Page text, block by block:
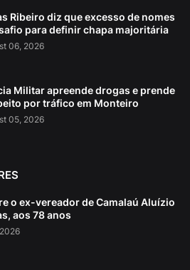
Ribeiro diz que excesso de nomes
para definir chapa majoritária
06, 2026
Militar apreende drogas e prende
por tráfico em Monteiro
05, 2026
o ex-vereador de Camalaú Aluízio
aos 78 anos